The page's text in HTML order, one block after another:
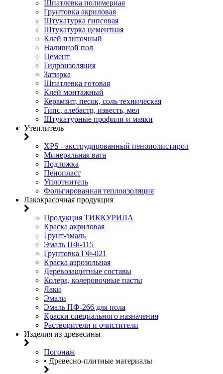
Шпатлевка полимерная
Грунтовка акриловая
Штукатурка гипсовая
Штукатурка цементная
Клей плиточный
Наливной пол
Цемент
Гидроизоляция
Затирка
Шпатлевка готовая
Клей монтажный
Керамзит, песок, соль техническая
Гипс, алебастр, известь, мел
Штукатурные профили и маяки
Утеплитель
XPS - экструдированный пенополистирол
Минеральная вата
Подложка
Пенопласт
Уплотнитель
Фольгированная теплоизоляция
Лакокрасочная продукция
Продукция ТИККУРИЛА
Краска акриловая
Грунт-эмаль
Эмаль ПФ-115
Грунтовка ГФ-021
Краска аэрозольная
Деревозащитные составы
Колера, колеровочные пасты
Лаки
Эмали
Эмаль ПФ-266 для пола
Краски специального назначения
Растворители и очистители
Изделия из древесины
Погонаж
• Древесно-плитные материалы